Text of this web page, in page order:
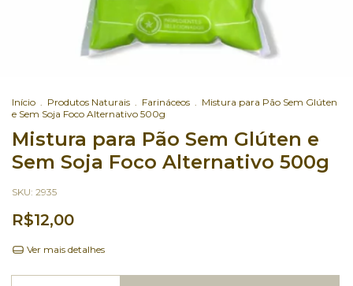
Início . Produtos Naturais . Farináceos . Mistura para Pão Sem Glúten
e Sem Soja Foco Alternativo 500g
Mistura para Pão Sem Glúten e
Sem Soja Foco Alternativo 500g
SKU: 2935
R$12,00
Ver mais detalhes